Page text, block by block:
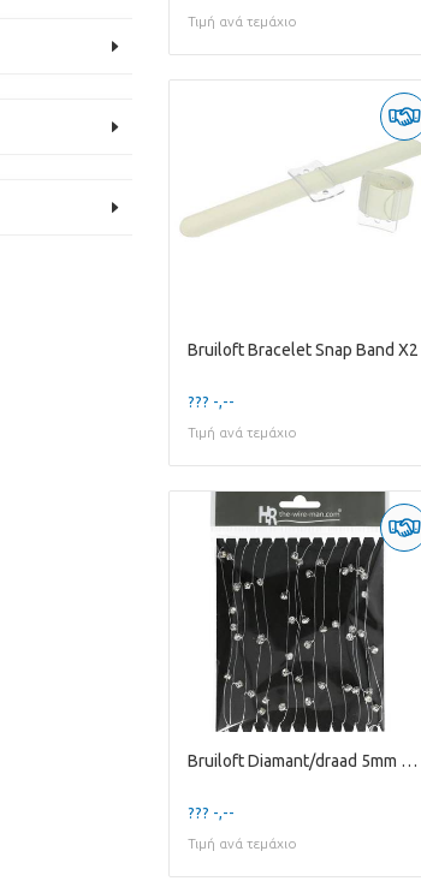
Τιμή ανά τεμάχιο
Bruiloft Bracelet Snap Band X2
??? -,--
Τιμή ανά τεμάχιο
Bruiloft Diamant/draad 5mm 5m
??? -,--
Τιμή ανά τεμάχιο